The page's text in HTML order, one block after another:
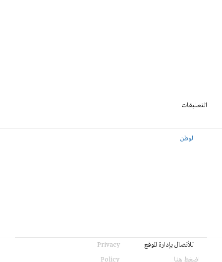
التعليقات
الوطن
للأتصال بإدارة الموقع
اضغط هنا
Privacy
Policy